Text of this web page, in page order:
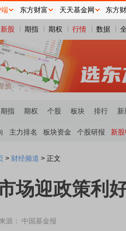
新股 期指 期权 行情 数据
期指 期权 个股 板块 排行 新
主力排名 板块资金 个股研报 新
> 财经频道 > 正文
场迎政策利
来源： 中国基金报
东方财富 天天基金网 东方